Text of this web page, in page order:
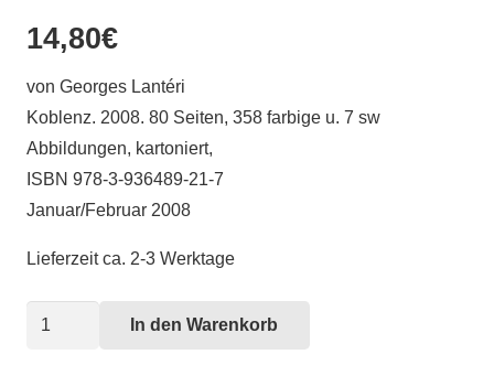
14,80€
von Georges Lantéri
Koblenz. 2008. 80 Seiten, 358 farbige u. 7 sw
Abbildungen, kartoniert,
ISBN 978-3-936489-21-7
Januar/Februar 2008
Lieferzeit ca. 2-3 Werktage
Effektvoll
In den Warenkorb